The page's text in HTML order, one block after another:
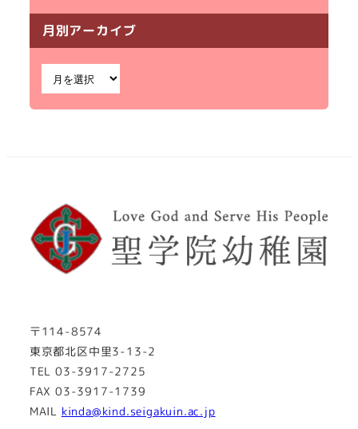
月別アーカイブ
〒114-8574
東京都北区中里3-13-2
TEL 03-3917-2725
FAX 03-3917-1739
MAIL kinda@kind.seigakuin.ac.jp